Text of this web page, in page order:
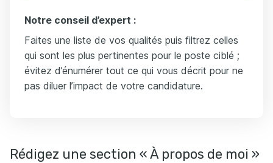
Notre conseil d’expert :
Faites une liste de vos qualités puis filtrez celles
qui sont les plus pertinentes pour le poste ciblé ;
évitez d’énumérer tout ce qui vous décrit pour ne
pas diluer l’impact de votre candidature.
Rédigez une section « À propos de moi »